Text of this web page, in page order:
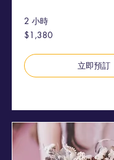
2 小時
1,380
新
幣
$1,380
立即預訂